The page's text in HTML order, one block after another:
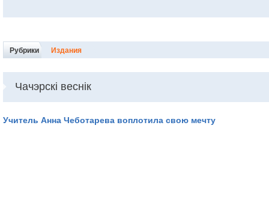
Рубрики Издания
Чачэрскі веснік
Учитель Анна Чеботарева воплотила свою мечту